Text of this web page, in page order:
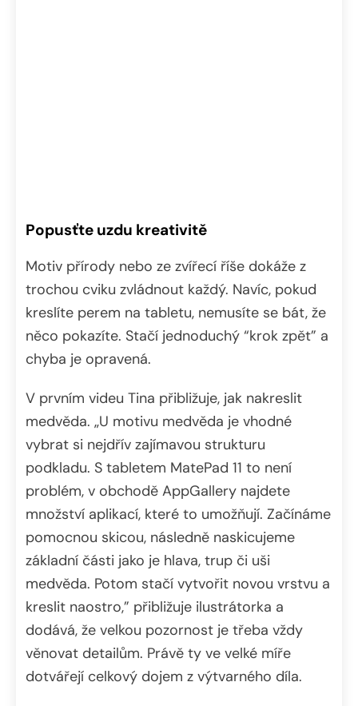
Popusťte uzdu kreativitě
Motiv přírody nebo ze zvířecí říše dokáže z
trochou cviku zvládnout každý. Navíc, pokud
kreslíte perem na tabletu, nemusíte se bát, že
něco pokazíte. Stačí jednoduchý “krok zpět” a
chyba je opravená.
V prvním videu Tina přibližuje, jak nakreslit
medvěda. „U motivu medvěda je vhodné
vybrat si nejdřív zajímavou strukturu
podkladu. S tabletem MatePad 11 to není
problém, v obchodě AppGallery najdete
množství aplikací, které to umožňují. Začínáme
pomocnou skicou, následně naskicujeme
základní části jako je hlava, trup či uši
medvěda. Potom stačí vytvořit novou vrstvu a
kreslit naostro,” přibližuje ilustrátorka a
dodává, že velkou pozornost je třeba vždy
věnovat detailům. Právě ty ve velké míře
dotvářejí celkový dojem z výtvarného díla.